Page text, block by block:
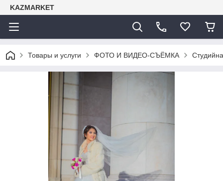
KAZMARKET
Товары и услуги ФОТО И ВИДЕО-СЪЁМКА